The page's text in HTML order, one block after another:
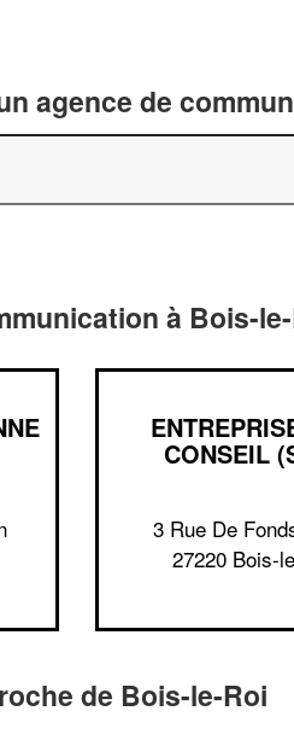
agence de
à Bois-
CONSEIL
3 Rue De
27220 Bois-
de Bois-le-Roi